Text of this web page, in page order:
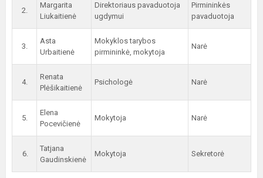
2.
Margarita
Liukaitienė
Direktoriaus pavaduotoja
ugdymui
Pirmininkės
pavaduotoja
3.
Asta
Urbaitienė
Mokyklos tarybos
pirmininkė, mokytoja
Narė
4.
Renata
Plėšikaitienė
Psichologė Narė
5.
Elena
Pocevičienė
Mokytoja Narė
6.
Tatjana
Gaudinskienė
Mokytoja Sekretorė